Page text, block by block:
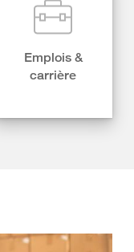
Emplois &
carrière